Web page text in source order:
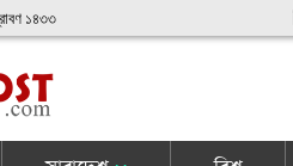
১৪৩৩